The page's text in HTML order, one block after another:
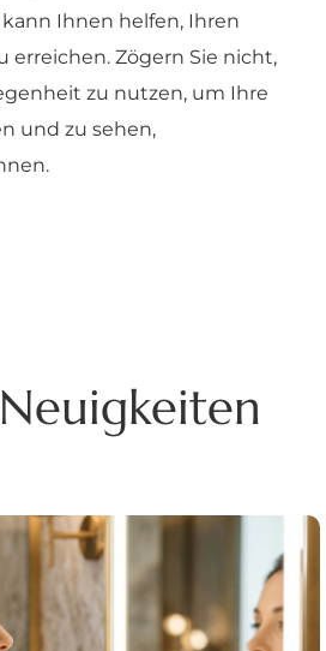
kann Ihnen helfen, Ihren
erreichen. Zögern Sie nicht,
zu nutzen, um Ihre
und zu sehen,